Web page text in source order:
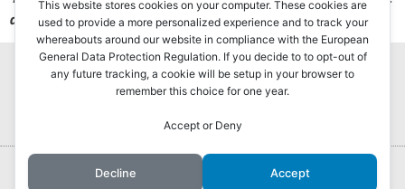
aumento.
Portada Hurlingham Post ®2022
This website stores cookies on your computer. These cookies are
used to provide a more personalized experience and to track your
whereabouts around our website in compliance with the European
General Data Protection Regulation. If you decide to to opt-out of
any future tracking, a cookie will be setup in your browser to
remember this choice for one year.
Accept or Deny
Decline Accept